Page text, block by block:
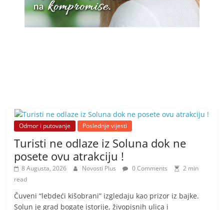
Odmor i putovanje Poslednje vijesti
Turisti ne odlaze iz Soluna dok ne
posete ovu atrakciju !
8 Augusta, 2026 Novosti Plus 0 Comments
2 min
read
Čuveni “lebdeći kišobrani” izgledaju kao prizor iz bajke.
Solun je grad bogate istorije, živopisnih ulica i